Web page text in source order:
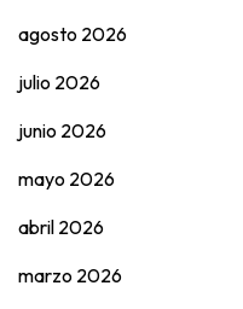
agosto 2026
julio 2026
junio 2026
mayo 2026
abril 2026
marzo 2026